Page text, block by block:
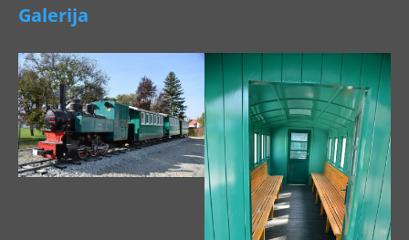
Galerija